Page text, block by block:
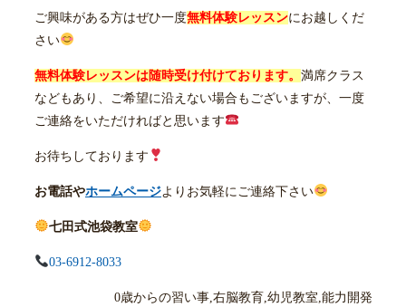
ご興味がある方はぜひ一度無料体験レッスンにお越しくだ
さい
無料体験レッスンは随時受け付けております。 満席クラス
などもあり、ご希望に沿えない場合もございますが、一度
ご連絡をいただければと思います
お待ちしております
お電話やホームページよりお気軽にご連絡下さい
七田式池袋教室
03-6912-8033
0歳からの習い事,右脳教育,幼児教室,能力開発